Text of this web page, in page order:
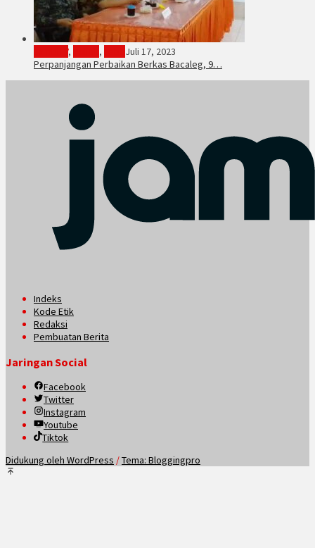
, ,
Juli 17, 2023
Perpanjangan Perbaikan Berkas Bacaleg, 9…
Indeks
Kode Etik
Redaksi
Pembuatan Berita
Jaringan Social
Facebook
Twitter
Instagram
Youtube
Tiktok
Didukung oleh WordPress /Tema: Bloggingpro